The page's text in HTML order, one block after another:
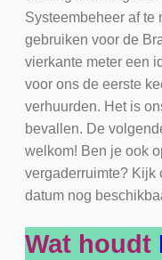
Systeembeheer af te
gebruiken voor de
vierkante meter een
voor ons de eerste
verhuurden. Het is
bevallen. De
welkom! Ben je ook
vergaderruimte? Kijk
datum nog
Wat houdt